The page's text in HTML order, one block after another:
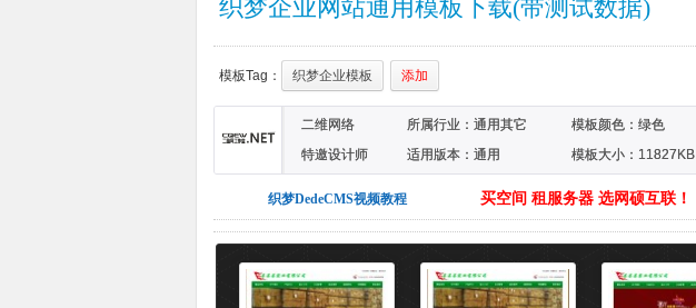
织梦企业网站通用模板下载(带测试数据)
模板Tag： 织梦企业模板 添加
二维网络
特邀设计师
所属行业： 通用其它 模板颜色： 绿色
适用版本：通用
模板大小：11827KB
织梦DedeCMS视频教程 买空间 租服务器 选网硕互联！